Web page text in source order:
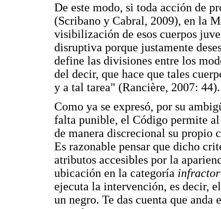
De este modo, si toda acción de
(Scribano y Cabral, 2009), en la
visibilización de esos cuerpos
disruptiva porque justamente
define las divisiones entre los
del decir, que hace que tales
y a tal tarea" (Rancière, 2007: 44).
Como ya se expresó, por su
falta punible, el Código permite
de manera discrecional su propio
Es razonable pensar que dicho
atributos accesibles por la
ubicación en la categoría infractor
ejecuta la intervención, es decir,
un negro. Te das cuenta que